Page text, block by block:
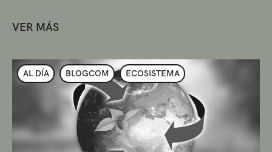
VER MÁS
AL DÍA BLOGCOM ECOSISTEMA